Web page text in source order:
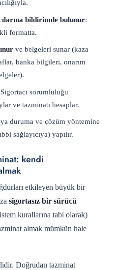
bildirimde bulunur:
formatta.
ve belgeleri sunar (kaza
banka bilgileri, onarım
sorumluluğu
ve tazminatı hesaplar.
duruma ve çözüm yöntemine
sağlayıcıya) yapılır.
kendi
etkileyen büyük bir
sigortasız bir sürücü
kurallarına tabi olarak)
almak mümkün hale
Doğrudan tazminat